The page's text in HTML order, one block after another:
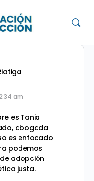
am
es Tania
abogada
es enfocado
podemos
adopción
justa.